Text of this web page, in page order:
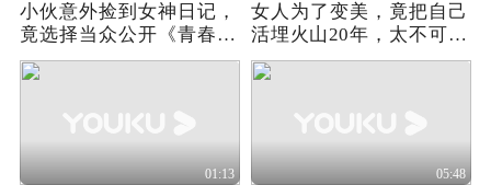
小伙意外捡到女神日记，
竟选择当众公开《青春逃
跑计划》02
女人为了变美，竟把自己
活埋火山20年，太不可思
议了
01:13 05:48